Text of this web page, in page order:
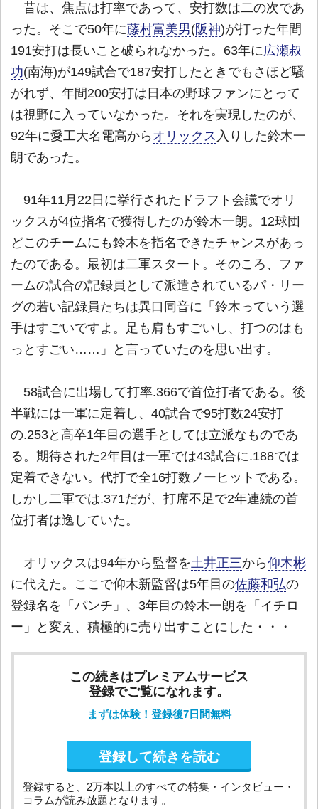
昔は、焦点は打率であって、安打数は二の次であ
った。そこで50年に藤村富美男(阪神)が打った年間
191安打は長いこと破られなかった。63年に広瀬叔
功(南海)が149試合で187安打したときでもさほど騒
がれず、年間200安打は日本の野球ファンにとって
は視野に入っていなかった。それを実現したのが、
92年に愛工大名電高から オリックス 入りした鈴木一
朗であった。
91年11月22日に挙行されたドラフト会議でオリ
ックスが4位指名で獲得したのが鈴木一朗。12球団
どこのチームにも鈴木を指名できたチャンスがあっ
たのである。最初は二軍スタート。そのころ、ファ
ームの試合の記録員として派遣されているパ・リー
グの若い記録員たちは異口同音に「鈴木っていう選
手はすごいですよ。足も肩もすごいし、打つのはも
っとすごい……」と言っていたのを思い出す。
58試合に出場して打率.366で首位打者である。後
半戦には一軍に定着し、40試合で95打数24安打
の.253と高卒1年目の選手としては立派なものであ
る。期待された2年目は一軍では43試合に.188では
定着できない。代打で全16打数ノーヒットである。
しかし二軍では.371だが、打席不足で2年連続の首
位打者は逸していた。
オリックスは94年から監督を土井正三から仰木彬
に代えた。ここで仰木新監督は5年目の佐藤和弘の
登録名を「パンチ」、3年目の鈴木一朗を「イチロ
ー」と変え、積極的に売り出すことにした・・・
この続きはプレミアムサービス
登録でご覧になれます。
まずは体験！登録後7日間無料
登録して続きを読む
登録すると、2万本以上のすべての特集・インタビュー・
コラムが読み放題となります。